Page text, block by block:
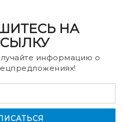
НА
информацию о